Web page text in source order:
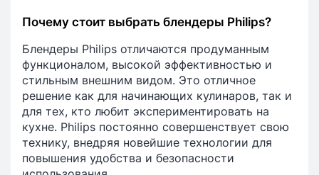
Почему стоит выбрать блендеры Philips?
Блендеры Philips отличаются продуманным
функционалом, высокой эффективностью и
стильным внешним видом. Это отличное
решение как для начинающих кулинаров, так и
для тех, кто любит экспериментировать на
кухне. Philips постоянно совершенствует свою
технику, внедряя новейшие технологии для
повышения удобства и безопасности